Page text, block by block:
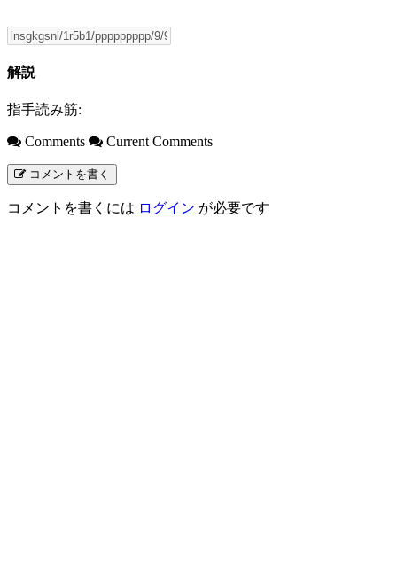
解説
指手読み筋:
Comments Current Comments
コメントを書く
コメントを書くには ログイン が必要です